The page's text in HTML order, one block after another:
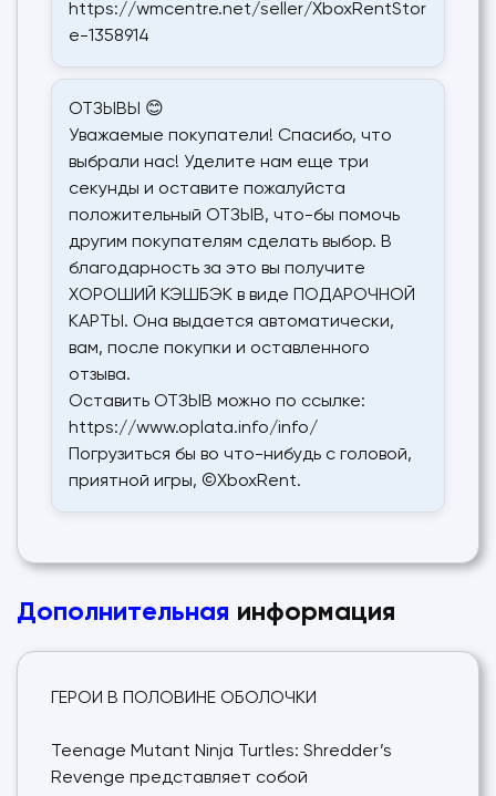
https://wmcentre.net/seller/XboxRentStor
e-1358914
ОТЗЫВЫ 😊
Уважаемые покупатели! Спасибо, что
выбрали нас! Уделите нам еще три
секунды и оставите пожалуйста
положительный ОТЗЫВ, что-бы помочь
другим покупателям сделать выбор. В
благодарность за это вы получите
ХОРОШИЙ КЭШБЭК в виде ПОДАРОЧНОЙ
КАРТЫ. Она выдается автоматически,
вам, после покупки и оставленного
отзыва.
Оставить ОТЗЫВ можно по ссылке:
https://www.oplata.info/info/
Погрузиться бы во что-нибудь с головой,
приятной игры, ©XboxRent.
Дополнительная информация
ГЕРОИ В ПОЛОВИНЕ ОБОЛОЧКИ
Teenage Mutant Ninja Turtles: Shredder’s
Revenge представляет собой